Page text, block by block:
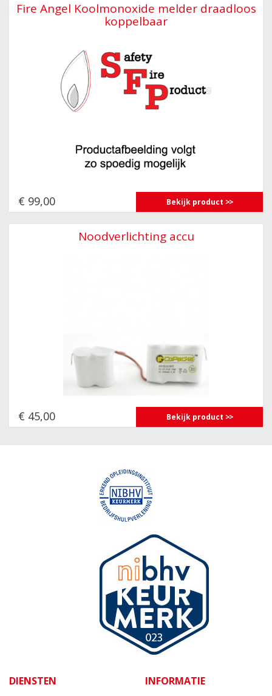
Fire Angel Koolmonoxide melder draadloos
koppelbaar
€ 99,00 Bekijk product
Noodverlichting accu
€ 45,00 Bekijk product
DIENSTEN INFORMATIE